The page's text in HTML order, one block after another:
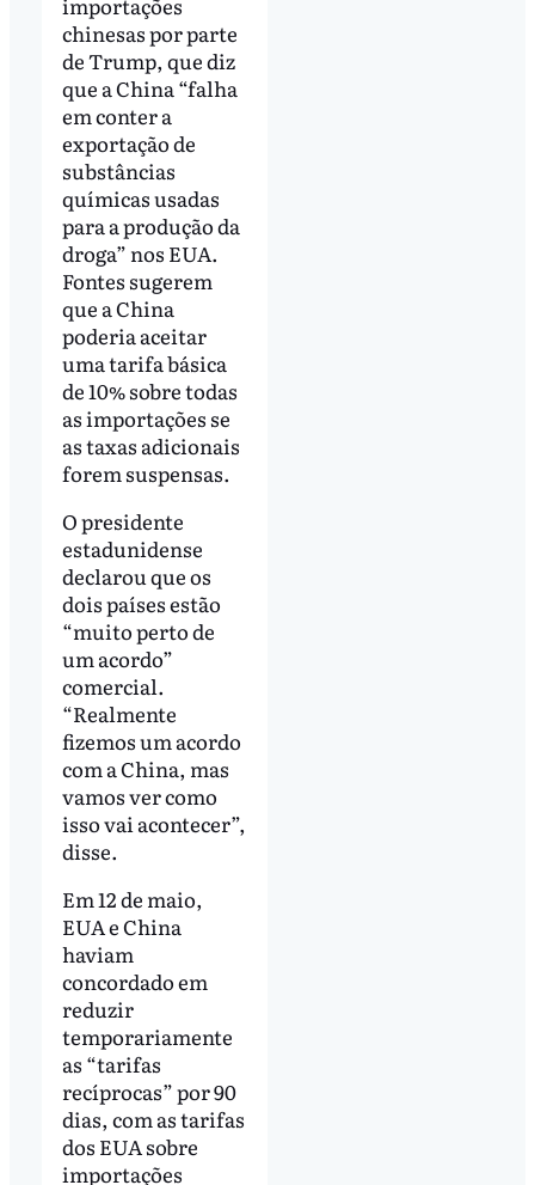
chinesas por parte
de Trump, que diz
que a China “falha
em conter a
exportação de
substâncias
químicas usadas
para a produção da
droga” nos EUA.
Fontes sugerem
que a China
poderia aceitar
uma tarifa básica
de 10% sobre todas
as importações se
as taxas adicionais
forem suspensas.
O presidente
estadunidense
declarou que os
dois países estão
“muito perto de
um acordo”
comercial.
“Realmente
fizemos um acordo
com a China, mas
vamos ver como
isso vai acontecer”,
disse.
Em 12 de maio,
EUA e China
haviam
concordado em
reduzir
temporariamente
as “tarifas
recíprocas” por 90
dias, com as tarifas
dos EUA sobre
importações